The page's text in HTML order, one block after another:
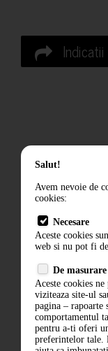
Salut!
Avem nevoie de
cookies:
Necesare
Aceste cookies
web si nu pot fi
De
Aceste cookies
viziteaza site-ul
pagina – rapoarte
comportamentul
pentru a-ti oferi
preferintelor tale.